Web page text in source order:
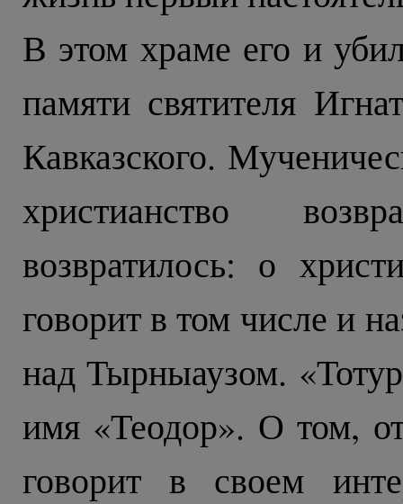
В этом храме его и
памяти святителя
Кавказского.
христианство
возвратилось: о
говорит в том числе и
над Тырныаузом.
имя «Теодор». О том,
говорит в своем